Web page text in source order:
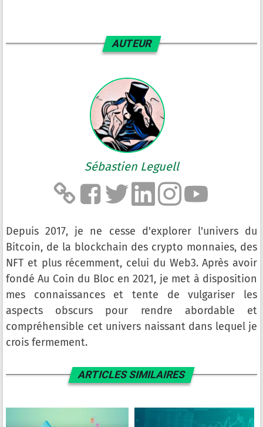
AUTEUR
Sébastien Leguell
Depuis 2017, je ne cesse d'explorer l'univers du
Bitcoin, de la blockchain des crypto monnaies, des
NFT et plus récemment, celui du Web3. Après avoir
fondé Au Coin du Bloc en 2021, je met à disposition
mes connaissances et tente de vulgariser les
aspects obscurs pour rendre abordable et
compréhensible cet univers naissant dans lequel je
crois fermement.
ARTICLES SIMILAIRES